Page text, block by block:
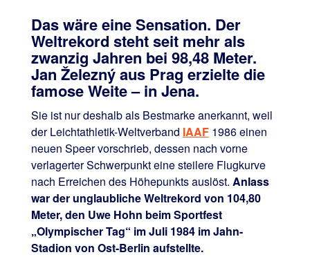
Das wäre eine Sensation. Der
Weltrekord steht seit mehr als
zwanzig Jahren bei 98,48 Meter.
Jan Železný aus Prag erzielte die
famose Weite – in Jena.
Sie ist nur deshalb als Bestmarke anerkannt, weil
der Leichtathletik-Weltverband IAAF1986 einen
neuen Speer vorschrieb, dessen nach vorne
verlagerter Schwerpunkt eine steilere Flugkurve
nach Erreichen des Höhepunkts auslöst. Anlass
war der unglaubliche Weltrekord von 104,80
Meter, den Uwe Hohn beim Sportfest
„Olympischer Tag“ im Juli 1984 im Jahn-
Stadion von Ost-Berlin aufstellte.